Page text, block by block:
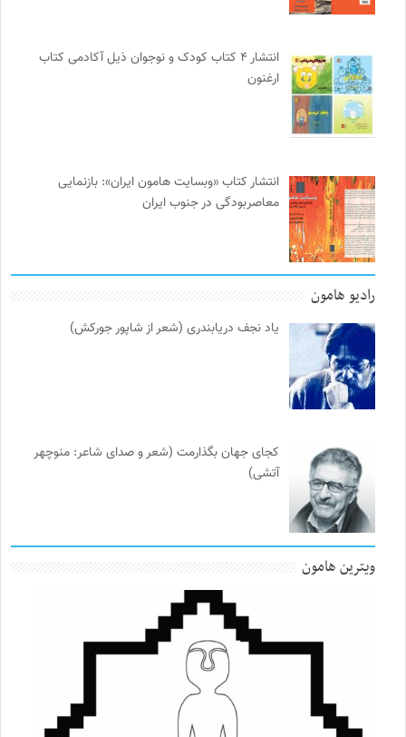
انتشار ۴ کتاب کودک و نوجوان ذیل آکادمی کتاب
ارغنون
انتشار کتاب «وبسایت هامون ایران»: بازنمایی
معاصربودگی در جنوب ایران
رادیو هامون
یاد نجف دریابندری (شعر از شاپور جورکش)
کجای جهان بگذارمت (شعر و صدای شاعر: منوچهر
آتشی)
ویترین هامون